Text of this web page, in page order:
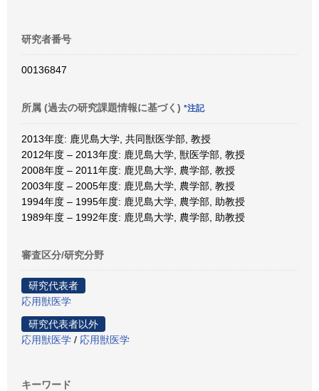
研究者番号
00136847
所属 (過去の研究課題情報に基づく) *注記
2013年度: 鹿児島大学, 共同獣医学部, 教授
2012年度 – 2013年度: 鹿児島大学, 獣医学部, 教授
2008年度 – 2011年度: 鹿児島大学, 農学部, 教授
2003年度 – 2005年度: 鹿児島大学, 農学部, 教授
1994年度 – 1995年度: 鹿児島大学, 農学部, 助教授
1989年度 – 1992年度: 鹿児島大学, 農学部, 助教授
審査区分/研究分野
研究代表者
応用獣医学
研究代表者以外
応用獣医学 / 応用獣医学
キーワード